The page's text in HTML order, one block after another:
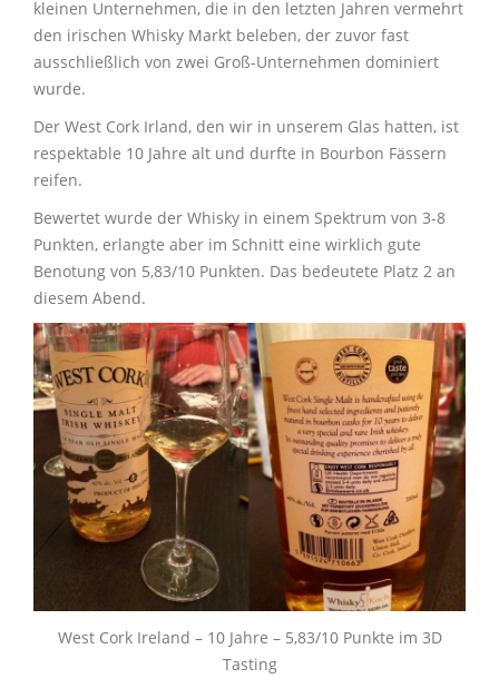
kleinen Unternehmen, die in den letzten Jahren vermehrt
den irischen Whisky Markt beleben, der zuvor fast
ausschließlich von zwei Groß-Unternehmen dominiert
wurde.
Der West Cork Irland, den wir in unserem Glas hatten, ist
respektable 10 Jahre alt und durfte in Bourbon Fässern
reifen.
Bewertet wurde der Whisky in einem Spektrum von 3-8
Punkten, erlangte aber im Schnitt eine wirklich gute
Benotung von 5,83/10 Punkten. Das bedeutete Platz 2 an
diesem Abend.
West Cork Ireland – 10 Jahre – 5,83/10 Punkte im 3D
Tasting